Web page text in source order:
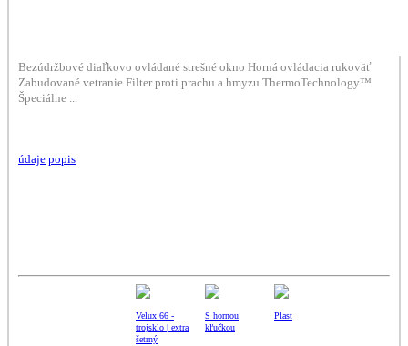
Bezúdržbové diaľkovo ovládané strešné okno Horná ovládacia rukoväť
Zabudované vetranie Filter proti prachu a hmyzu ThermoTechnology™
Špeciálne ...
údaje popis
Velux 66 -
trojsklo | extra
šetrný
S hornou
kľučkou
Plast